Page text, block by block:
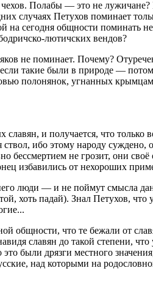
Полабы — это не
случаях Петухов поминает
сегодня общности поминать не
лютичских вендов?
не поминает. Почему?
если такие были в природе —
полонянок, угнанных
и получается, что только
ибо этому народу суждено,
не грозит, они своё
избавились от нехороших
люди — и не поймут смысла
хоть падай). Знал Петухов, что
общности, что те бежали от
славян до такой степени,
были дрязги местного
над которыми на